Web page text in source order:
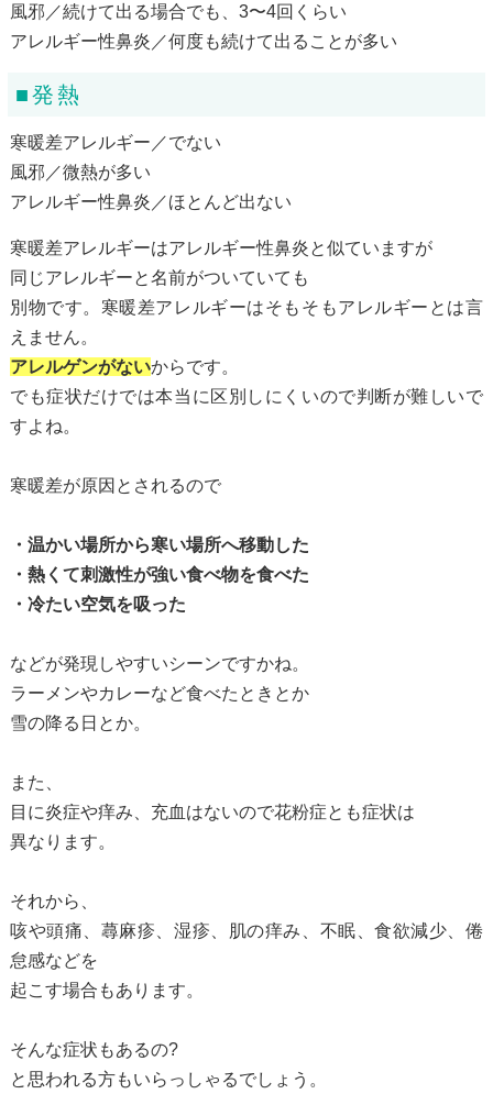
風邪／続けて出る場合でも、3〜4回くらい
アレルギー性鼻炎／何度も続けて出ることが多い
■発熱
寒暖差アレルギー／でない
風邪／微熱が多い
アレルギー性鼻炎／ほとんど出ない
寒暖差アレルギーはアレルギー性鼻炎と似ていますが
同じアレルギーと名前がついていても
別物です。寒暖差アレルギーはそもそもアレルギーとは言
えません。
アレルゲンがないからです。
でも症状だけでは本当に区別しにくいので判断が難しいで
すよね。
寒暖差が原因とされるので
・温かい場所から寒い場所へ移動した
・熱くて刺激性が強い食べ物を食べた
・冷たい空気を吸った
などが発現しやすいシーンですかね。
ラーメンやカレーなど食べたときとか
雪の降る日とか。
また、
目に炎症や痒み、充血はないので花粉症とも症状は
異なります。
それから、
咳や頭痛、蕁麻疹、湿疹、肌の痒み、不眠、食欲減少、倦
怠感などを
起こす場合もあります。
そんな症状もあるの?
と思われる方もいらっしゃるでしょう。